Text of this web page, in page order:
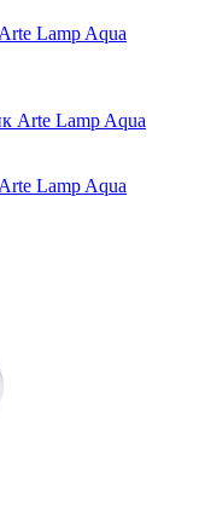
Lamp Aqua
Lamp Aqua